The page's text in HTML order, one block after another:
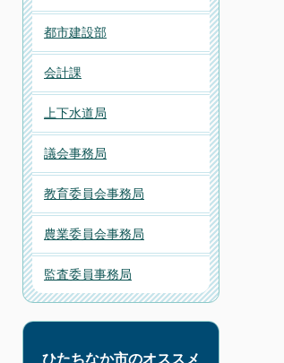
都市建設部
会計課
上下水道局
議会事務局
教育委員会事務局
農業委員会事務局
監査委員事務局
ひたちなか市のオススメ